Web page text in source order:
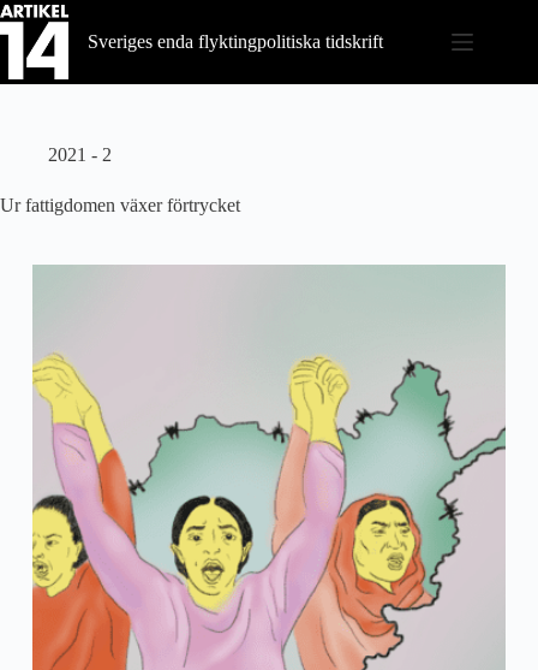
Hoppa
till
innehåll
Sveriges enda flyktingpolitiska tidskrift
2021 - 2
Ur fattigdomen växer förtrycket